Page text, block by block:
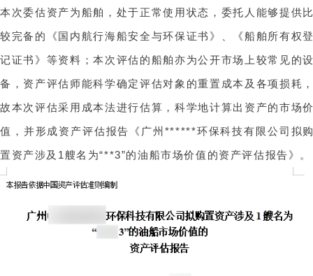
本次委估资产为船舶，处于正常使用状态，委托人能够提供
较完备的《国内航行海船安全与环保证书》、《船舶所有权
记证书》等资料；本次评估的船舶亦为公开市场上较常见的
备，资产评估师能科学确定评估对象的重置成本及各项损耗
故本次评估采用成本法进行估算，科学地计算出资产的市场
值，并形成资产评估报告《广州******环保科技有限公司拟
置资产涉及1艘名为“**3”的油船市场价值的资产评估报告》。